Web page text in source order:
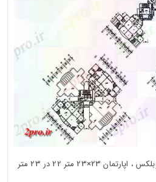
دانلود نقشه مسکونی ، ویلا ، دوبلکس ، اپارتمان 23×23 متر 22 در 23 متر